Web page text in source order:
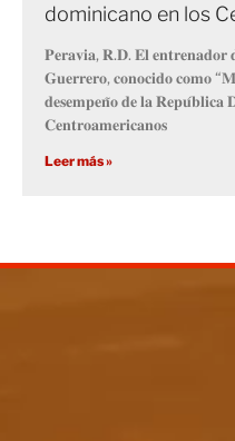
dominicano en los
𝐏𝐞𝐫𝐚𝐯𝐢𝐚, 𝐑.𝐃. 𝐄𝐥 𝐞𝐧𝐭𝐫𝐞𝐧𝐚𝐝𝐨𝐫
𝐆𝐮𝐞𝐫𝐫𝐞𝐫𝐨, 𝐜𝐨𝐧𝐨𝐜𝐢𝐝𝐨 𝐜𝐨𝐦𝐨
𝐝𝐞𝐬𝐞𝐦𝐩𝐞𝐧̃𝐨 𝐝𝐞 𝐥𝐚 𝐑𝐞𝐩𝐮́𝐛𝐥𝐢𝐜𝐚
𝐂𝐞𝐧𝐭𝐫𝐨𝐚𝐦𝐞𝐫𝐢𝐜𝐚𝐧𝐨𝐬
Leer más »